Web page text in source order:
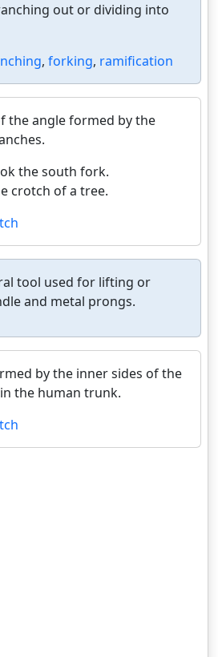
out or dividing into
, forking, ramification
the angle formed by the
the south fork.
crotch of a tree.
tool used for lifting or
and metal prongs.
by the inner sides of the
the human trunk.